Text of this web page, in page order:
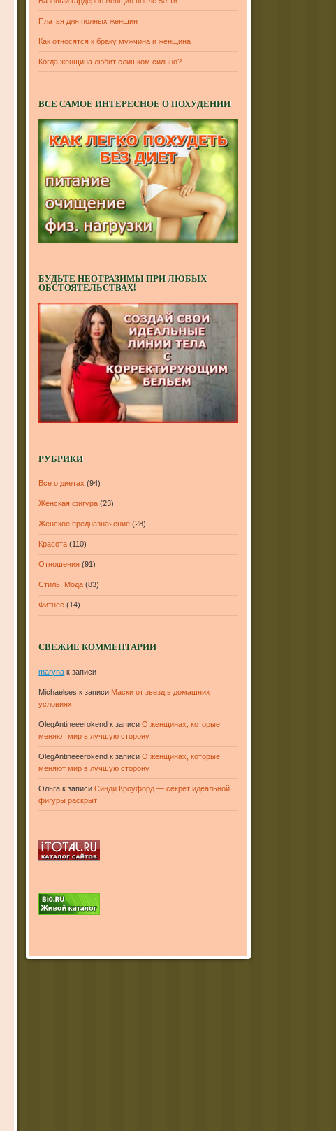
Платья для полных женщин
Как относятся к браку мужчина и женщина
Когда женщина любит слишком сильно?
ВСЕ САМОЕ ИНТЕРЕСНОЕ О ПОХУДЕНИИ
БУДЬТЕ НЕОТРАЗИМЫ ПРИ ЛЮБЫХ
ОБСТОЯТЕЛЬСТВАХ!
РУБРИКИ
Все о диетах (94)
Женская фигура (23)
Женское предназначение (28)
Красота (110)
Отношения (91)
Стиль, Мода (83)
Фитнес (14)
СВЕЖИЕ КОММЕНТАРИИ
maryna к записи
Michaelses к записи Маски от звезд в домашних
условиях
OlegAntineeerokend к записиО женщинах, которые
меняют мир в лучшую сторону
OlegAntineeerokend к записиО женщинах, которые
меняют мир в лучшую сторону
Ольга к записиСинди Кроуфорд — секрет идеальной
фигуры раскрыт